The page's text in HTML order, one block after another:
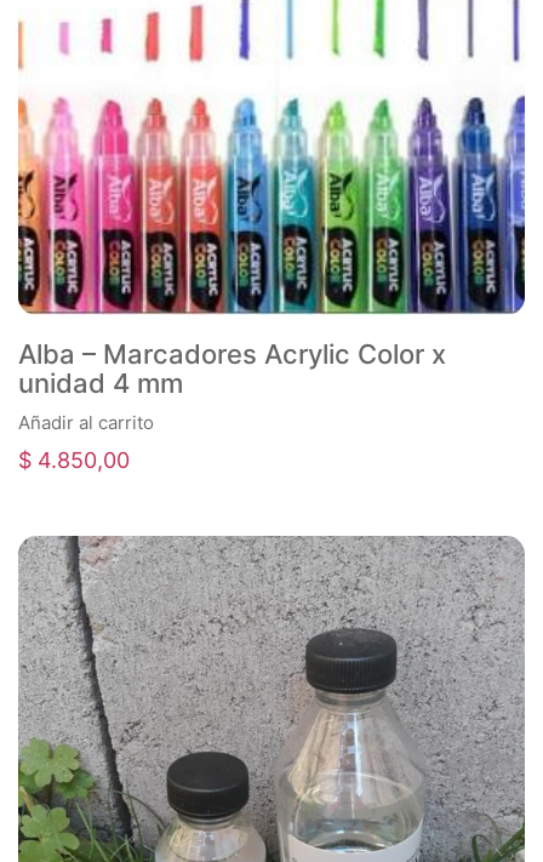
Alba – Marcadores Acrylic Color x
unidad 4 mm
Añadir al carrito
$ 4.850,00